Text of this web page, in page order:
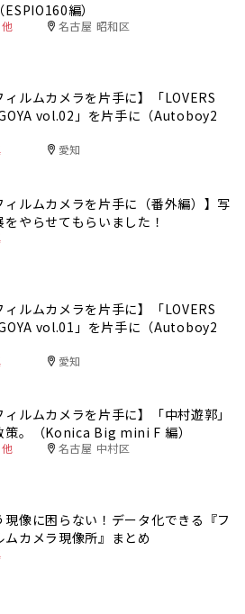
ESPIO160編）
名古屋 昭和区
ィルムカメラを片手に】「LOVERS
vol.02」を片手に（Autoboy2
愛知
ィルムカメラを片手に（番外編）】写
をやらせてもらいました！
ィルムカメラを片手に】「LOVERS
vol.01」を片手に（Autoboy2
愛知
ィルムカメラを片手に】「中村遊郭」
策。（Konica Big mini F 編）
名古屋 中村区
現像に困らない！データ化できる『フ
ムカメラ現像所』まとめ